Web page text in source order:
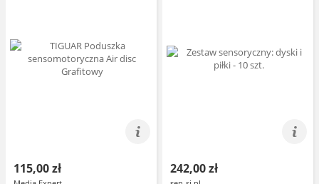
115,00 zł 242,00 zł